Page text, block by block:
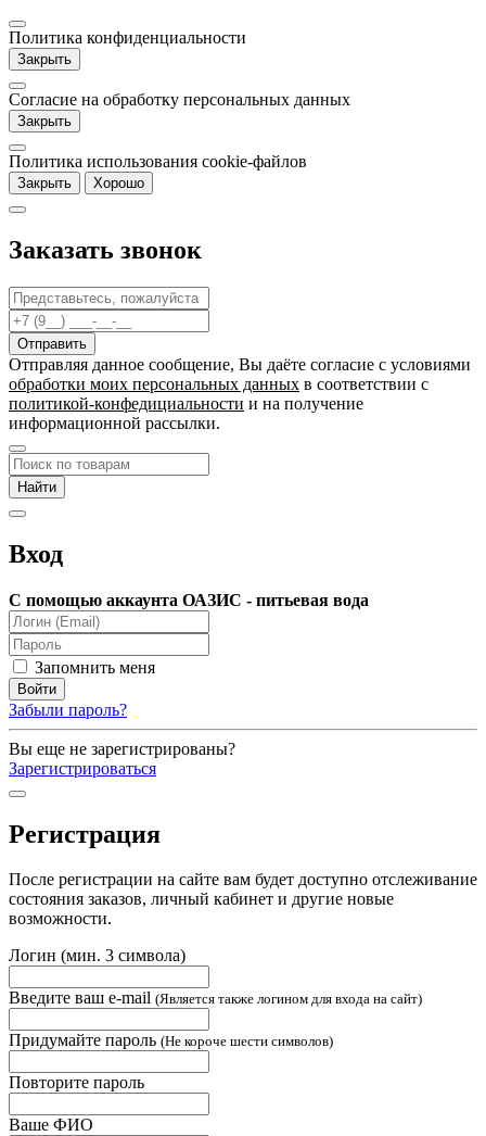
Политика конфиденциальности
Закрыть
Согласие на обработку персональных данных
Закрыть
Политика использования cookie-файлов
Закрыть Хорошо
Заказать звонок
Отправляя данное сообщение, Вы даёте согласие c условиями
обработки моих персональных данных в соответствии с
политикой-конфедициальности и на получение
информационной рассылки.
Вход
С помощью аккаунта ОАЗИС - питьевая вода
Запомнить меня
Забыли пароль?
Вы еще не зарегистрированы?
Зарегистрироваться
Регистрация
После регистрации на сайте вам будет доступно отслеживание
состояния заказов, личный кабинет и другие новые
возможности.
Логин (мин. 3 символа)
Введите ваш e-mail (Является также логином для входа на сайт)
Придумайте пароль (Не короче шести символов)
Повторите пароль
Ваше ФИО